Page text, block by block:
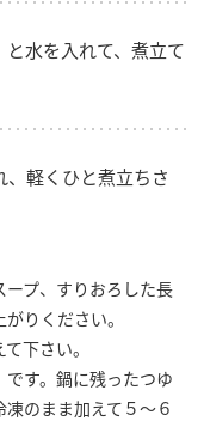
水を入れて、煮立て
、軽くひと煮立ちさ
プ、すりおろした長
りください。
下さい。
す。鍋に残ったつゆ
のまま加えて５～６